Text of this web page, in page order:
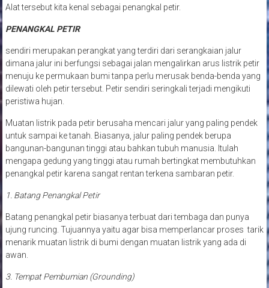
Alat tersebut kita kenal sebagai penangkal petir.
PENANGKAL PETIR
sendiri merupakan perangkat yang terdiri dari serangkaian jalur
dimana jalur ini berfungsi sebagai jalan mengalirkan arus listrik petir
menuju ke permukaan bumi tanpa perlu merusak benda-benda yang
dilewati oleh petir tersebut. Petir sendiri seringkali terjadi mengikuti
peristiwa hujan.
Muatan listrik pada petir berusaha mencari jalur yang paling pendek
untuk sampai ke tanah. Biasanya, jalur paling pendek berupa
bangunan-bangunan tinggi atau bahkan tubuh manusia. Itulah
mengapa gedung yang tinggi atau rumah bertingkat membutuhkan
penangkal petir karena sangat rentan terkena sambaran petir.
1. Batang Penangkal Petir
Batang penangkal petir biasanya terbuat dari tembaga dan punya
ujung runcing. Tujuannya yaitu agar bisa memperlancar proses tarik
menarik muatan listrik di bumi dengan muatan listrik yang ada di
awan.
3. Tempat Pembumian (Grounding)